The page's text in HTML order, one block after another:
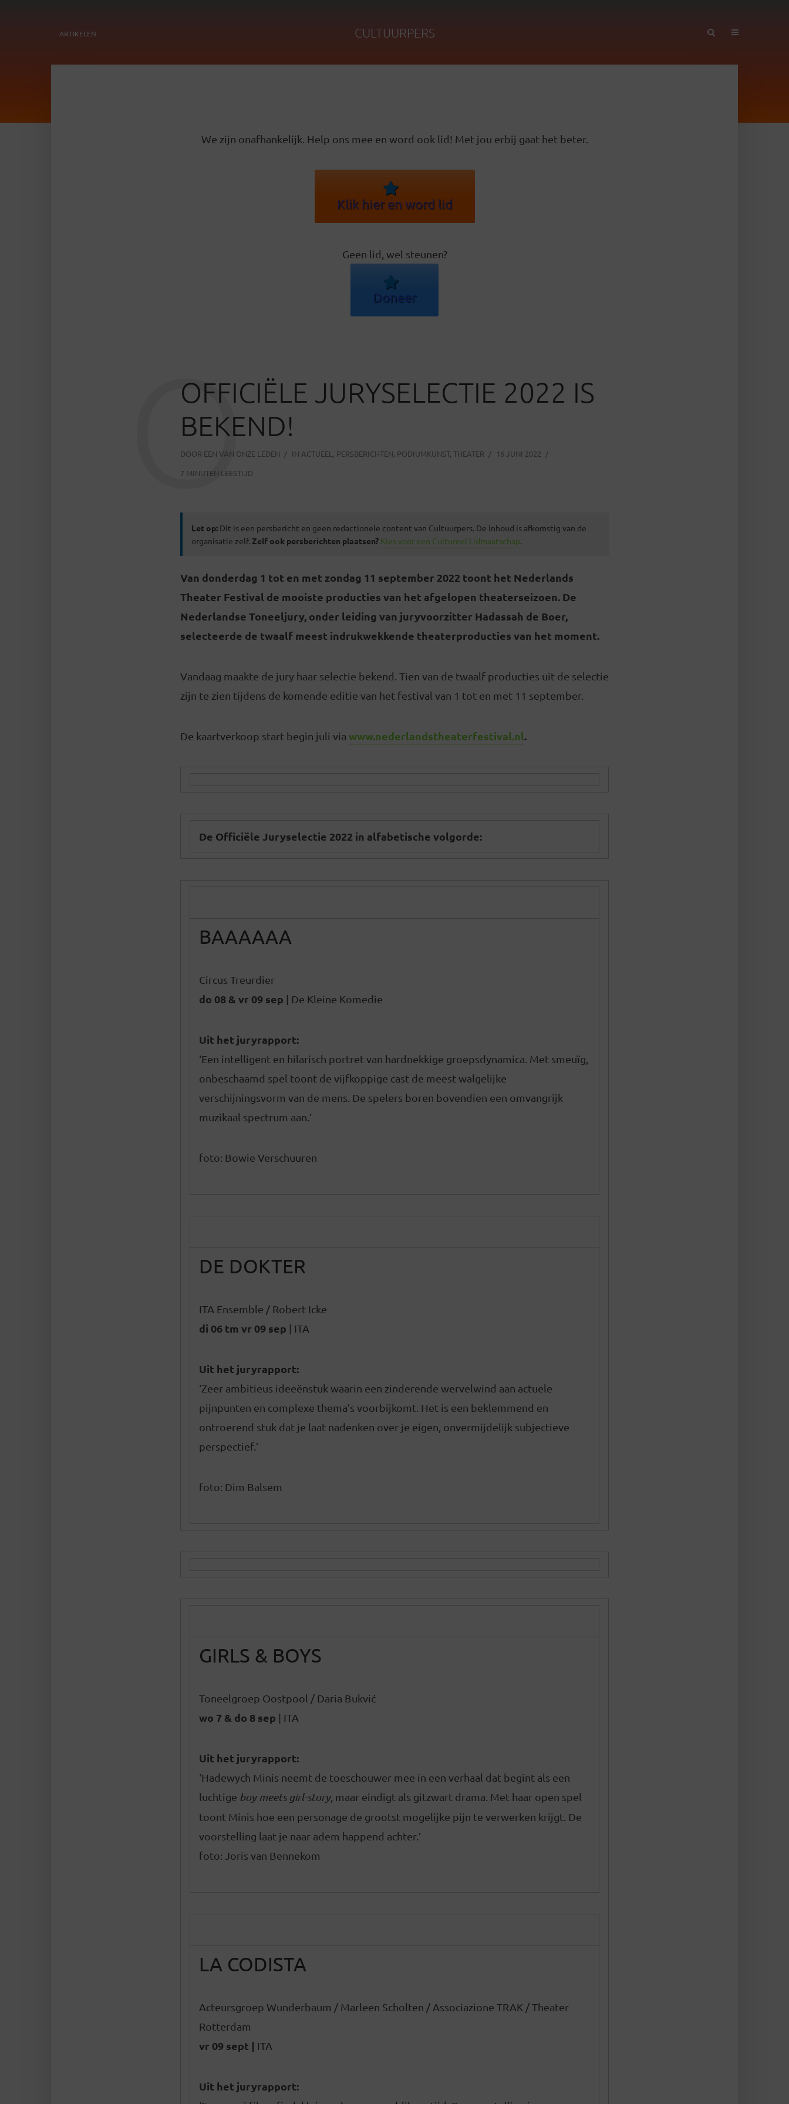
ARTIKELEN CULTUURPERS
We zijn onafhankelijk. Help ons mee en word ook lid! Met jou erbij gaat het beter.
Klik hier en word lid
Geen lid, wel steunen?
Doneer
OFFICIËLE JURYSELECTIE 2022 IS
BEKEND!
DOOR EEN VAN ONZE LEDEN IN ACTUEEL , PERSBERICHTEN, PODIUMKUNST, THEATER
16 JUNI 2022
7 MINUTEN LEESTIJD
O
Let op: Dit is een persbericht en geen redactionele content van Cultuurpers. De inhoud is afkomstig van de
organisatie zelf. Zelf ook persberichten plaatsen? Kies voor een Cultureel Lidmaatschap.
Van donderdag 1 tot en met zondag 11 september 2022 toont het Nederlands
Theater Festival de mooiste producties van het afgelopen theaterseizoen. De
Nederlandse Toneeljury, onder leiding van juryvoorzitter Hadassah de Boer,
selecteerde de twaalf meest indrukwekkende theaterproducties van het moment.
Vandaag maakte de jury haar selectie bekend. Tien van de twaalf producties uit de selectie
zijn te zien tijdens de komende editie van het festival van 1 tot en met 11 september.
De kaartverkoop start begin juli via www.nederlandstheaterfestival.nl.
De Officiële Juryselectie 2022 in alfabetische volgorde:
BAAAAAA
Circus Treurdier
do 08 & vr 09 sep | De Kleine Komedie
Uit het juryrapport:
‘Een intelligent en hilarisch portret van hardnekkige groepsdynamica. Met smeuïg,
onbeschaamd spel toont de vijfkoppige cast de meest walgelijke
verschijningsvorm van de mens. De spelers boren bovendien een omvangrijk
muzikaal spectrum aan.’
foto: Bowie Verschuuren
DE DOKTER
ITA Ensemble / Robert Icke
di 06 tm vr 09 sep | ITA
Uit het juryrapport:
‘Zeer ambitieus ideeënstuk waarin een zinderende wervelwind aan actuele
pijnpunten en complexe thema’s voorbijkomt. Het is een beklemmend en
ontroerend stuk dat je laat nadenken over je eigen, onvermijdelijk subjectieve
perspectief.’
foto: Dim Balsem
GIRLS & BOYS
Toneelgroep Oostpool / Daria Bukvić
wo 7 & do 8 sep | ITA
Uit het juryrapport:
‘Hadewych Minis neemt de toeschouwer mee in een verhaal dat begint als een
luchtige boy meets girl-story, maar eindigt als gitzwart drama. Met haar open spel
toont Minis hoe een personage de grootst mogelijke pijn te verwerken krijgt. De
voorstelling laat je naar adem happend achter.’
foto: Joris van Bennekom
LA CODISTA
Acteursgroep Wunderbaum / Marleen Scholten / Associazione TRAK / Theater
Rotterdam
vr 09 sept | ITA
Uit het juryrapport: